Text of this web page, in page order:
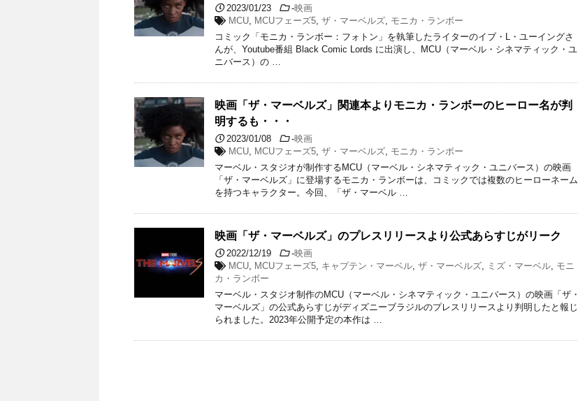
2023/01/23 -映画
MCU
MCUフェーズ5 ,ザ・マーベルズ
モニカ・ランボー
コミック「モニカ・ランボー：フォトン」を執筆したライターのイブ・L・ユーイングさ
んが、Youtube番組 Black Comic Lords に出演し、MCU（マーベル・シネマティック・ユ
ニバース）の …
映画「ザ・マーベルズ」関連本よりモニカ・ランボーのヒーロー名が判
明するも・・・
2023/01/08 -映画
MCU
MCUフェーズ5 ,ザ・マーベルズ
モニカ・ランボー
マーベル・スタジオが制作するMCU（マーベル・シネマティック・ユニバース）の映画
「ザ・マーベルズ」に登場するモニカ・ランボーは、コミックでは複数のヒーローネーム
を持つキャラクター。今回、「ザ・マーベル …
映画「ザ・マーベルズ」のプレスリリースより公式あらすじがリーク
2022/12/19 -映画
MCU
MCUフェーズ5 キャプテン・マーベル ,ザ・マーベルズ ミズ・マーベル
モニ
カ・ランボー
マーベル・スタジオ制作のMCU（マーベル・シネマティック・ユニバース）の映画「ザ・
マーベルズ」の公式あらすじがディズニーブラジルのプレスリリースより判明したと報じ
られました。2023年公開予定の本作は …